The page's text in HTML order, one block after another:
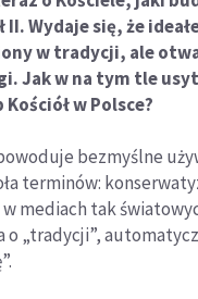
II. Wydaje się, że
w tradycji, ale
Jak w na tym tle
w Polsce?
bezmyślne
terminów:
mediach tak
o „tradycji”,